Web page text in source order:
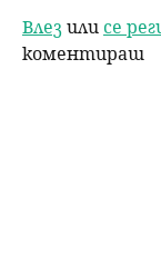
Влезили се
коментираш